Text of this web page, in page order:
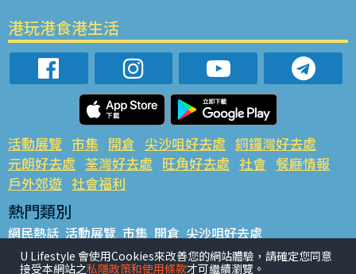
港玩港食港生活
活動展覽 市集 開倉 尖沙咀好去處 銅鑼灣好去處
元朗好去處 荃灣好去處 旺角好去處 社會 餐廳情報
戶外郊遊 社會福利
熱門類別
網民熱話 活動展覽 市集 開倉 尖沙咀好去處
銅鑼灣好去處 元朗好去處 荃灣好去處 旺角好去處 社會
U Lifestyle 會使用Cookies來改善您的網站體驗，請確定您同意
接受本網站之私隱政策和使用條款才可繼續瀏覽。